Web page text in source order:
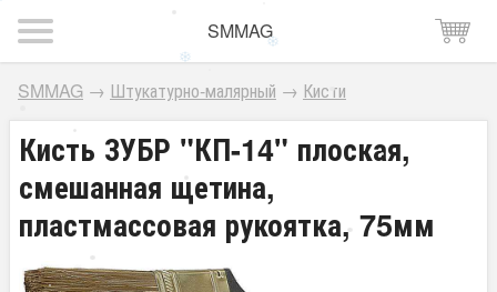
SMMAG
SMMAG → Штукатурно-малярный → Кисти
Кисть ЗУБР "КП-14" плоская,
смешанная щетина,
пластмассовая рукоятка, 75мм